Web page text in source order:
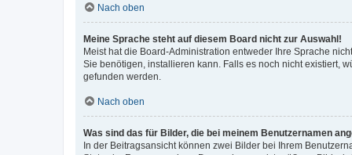
Nach oben
Meine Sprache steht auf diesem Board nicht zur Auswahl!
Meist hat die Board-Administration entweder Ihre Sprache
Sie benötigen, installieren kann. Falls es noch nicht existiert,
gefunden werden.
Nach oben
Was sind das für Bilder, die bei meinem Benutzernamen
In der Beitragsansicht können zwei Bilder bei Ihrem